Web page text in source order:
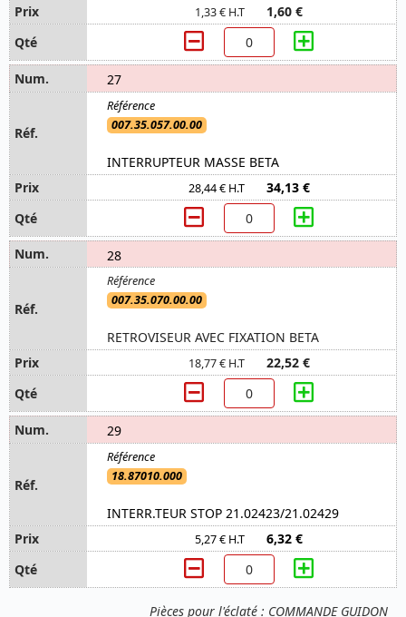
Pièces pour l'éclaté : COMMANDE GUIDON
1,33 € H.T 1,60 €
27
007.35.057.00.00
INTERRUPTEUR MASSE BETA
28,44 € H.T 34,13 €
28
007.35.070.00.00
RETROVISEUR AVEC FIXATION BETA
18,77 € H.T 22,52 €
29
18.87010.000
INTERR.TEUR STOP 21.02423/21.02429
5,27 € H.T 6,32 €